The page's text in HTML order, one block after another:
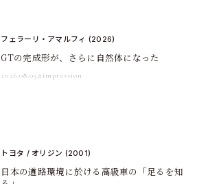
フェラーリ・アマルフィ (2026)
GTの完成形が、さらに自然体になった
2026.08.05 #impression
トヨタ / オリジン (2001)
日本の道路環境に於ける高級車の「足るを知